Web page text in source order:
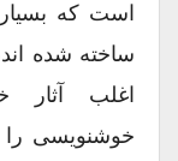
است که بسیاری
ساخته شده
اغلب آثار
خوشنویسی را